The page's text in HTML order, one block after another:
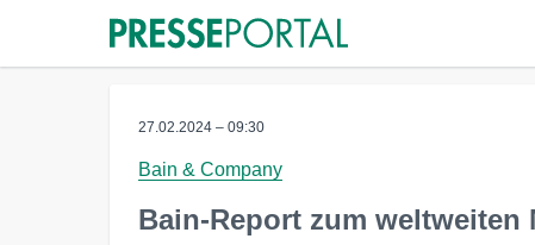
27.02.2024 – 09:30
Bain & Company
Bain-Report zum weltweiten